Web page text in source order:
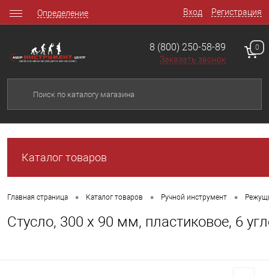
Вход Регистрация
Определение
8 (800) 250-58-89
Заказать звонок
0
Каталог товаров
Главная страница • Каталог товаров • Ручной инструмент •
Стусло, 300 х 90 мм, пластиковое, 6